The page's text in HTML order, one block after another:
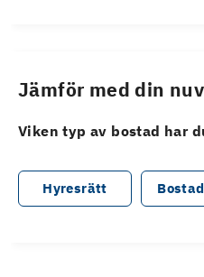
Jämför med din
Viken typ av bostad har
Hyresrätt